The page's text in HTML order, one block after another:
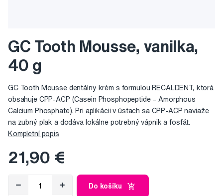
GC Tooth Mousse, vanilka,
40 g
GC Tooth Mousse dentálny krém s formulou RECALDENT, ktorá
obsahuje CPP-ACP (Casein Phosphopeptide – Amorphous
Calcium Phosphate). Pri aplikácii v ústach sa CPP-ACP naviaže
na zubný plak a dodáva lokálne potrebný vápnik a fosfát.
Kompletní popis
21,90 €
Do košíku